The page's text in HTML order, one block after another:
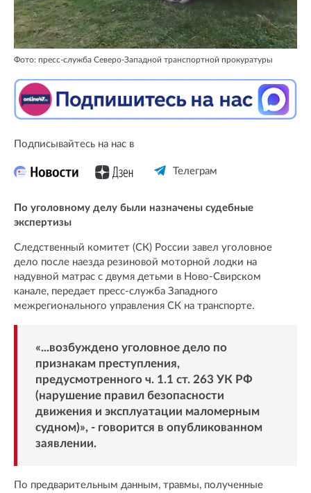
Фото: пресс-служба Северо-Западной транспортной прокуратуры
Подписывайтесь на нас в
Телеграм
По уголовному делу были назначены судебные
экспертизы
Следственный комитет (СК) России завел уголовное
дело после наезда резиновой моторной лодки на
надувной матрас с двумя детьми в Ново-Свирском
канале, передает пресс-служба Западного
межрегионального управления СК на транспорте.
«...возбуждено уголовное дело по
признакам преступления,
предусмотренного ч. 1.1 ст. 263 УК РФ
(нарушение правил безопасности
движения и эксплуатации маломерным
судном)», - говорится в опубликованном
заявлении.
По предварительным данным, травмы, полученные